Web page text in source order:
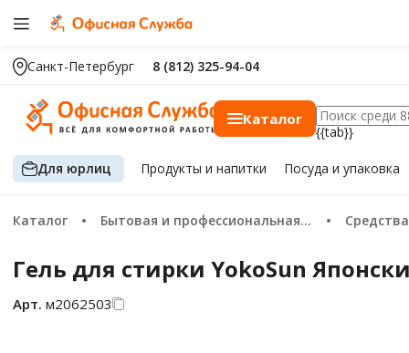
Санкт-Петербург 8 (812) 325-94-04
Каталог
{{tab}}
Для юрлиц Продуктыи напитки Посуда и упаковка
Каталог Бытовая и профессиональная химия
Гель для стирки YokoSun
Арт. м2062503